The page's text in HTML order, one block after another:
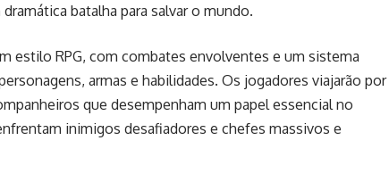
batalha para salvar o mundo.
estilo RPG, com combates envolventes e um sistema
armas e habilidades. Os jogadores viajarão por
que desempenham um papel essencial no
inimigos desafiadores e chefes massivos e